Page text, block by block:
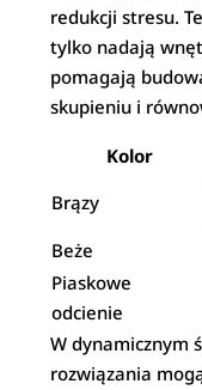
redukcji stresu.
tylko nadają
pomagają
skupieniu i
Kolor
Brązy
Beże
Piaskowe
odcienie
W dynamicznym
rozwiązania